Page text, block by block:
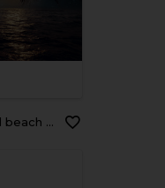
with vintage color tone